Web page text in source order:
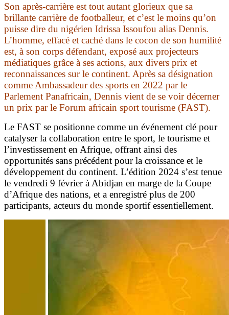
Son après-carrière est tout autant glorieux que sa
brillante carrière de footballeur, et c’est le moins qu’on
puisse dire du nigérien Idrissa Issoufou alias Dennis.
L’homme, effacé et caché dans le cocon de son humilité
est, à son corps défendant, exposé aux projecteurs
médiatiques grâce à ses actions, aux divers prix et
reconnaissances sur le continent. Après sa désignation
comme Ambassadeur des sports en 2022 par le
Parlement Panafricain, Dennis vient de se voir décerner
un prix par le Forum africain sport tourisme (FAST).
Le FAST se positionne comme un événement clé pour
catalyser la collaboration entre le sport, le tourisme et
l’investissement en Afrique, offrant ainsi des
opportunités sans précédent pour la croissance et le
développement du continent. L’édition 2024 s’est tenue
le vendredi 9 février à Abidjan en marge de la Coupe
d’Afrique des nations, et a enregistré plus de 200
participants, acteurs du monde sportif essentiellement.